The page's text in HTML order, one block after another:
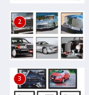
2
3